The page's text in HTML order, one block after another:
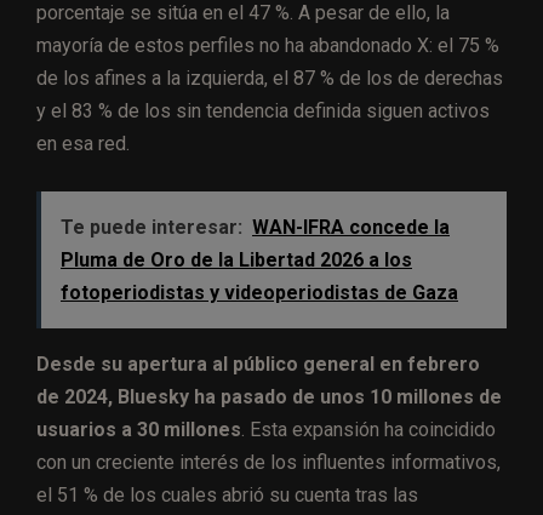
porcentaje se sitúa en el 47 %. A pesar de ello, la
mayoría de estos perfiles no ha abandonado X: el 75 %
de los afines a la izquierda, el 87 % de los de derechas
y el 83 % de los sin tendencia definida siguen activos
en esa red.
Te puede interesar: WAN-IFRA concede la
Pluma de Oro de la Libertad 2026 a los
fotoperiodistas y videoperiodistas de Gaza
Desde su apertura al público general en febrero
de 2024, Bluesky ha pasado de unos 10 millones de
usuarios a 30 millones. Esta expansión ha coincidido
con un creciente interés de los influentes informativos,
el 51 % de los cuales abrió su cuenta tras las